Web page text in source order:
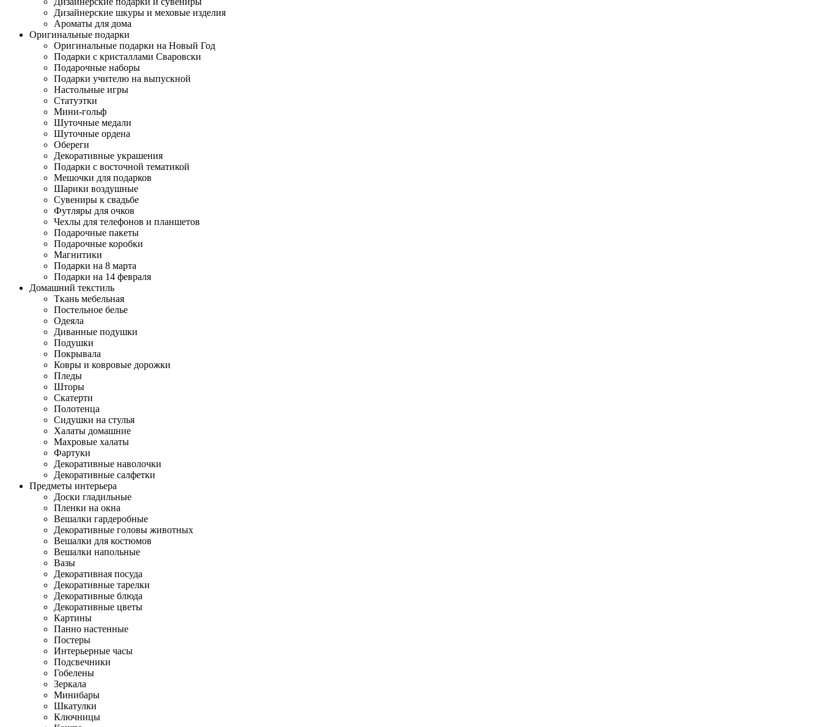
Дизайнерские шкуры и меховые изделия
Ароматы для дома
Оригинальные подарки
Оригинальные подарки на Новый Год
Подарки с кристаллами Сваровски
Подарочные наборы
Подарки учителю на выпускной
Настольные игры
Статуэтки
Мини-гольф
Шуточные медали
Шуточные ордена
Обереги
Декоративные украшения
Подарки с восточной тематикой
Мешочки для подарков
Шарики воздушные
Сувениры к свадьбе
Футляры для очков
Чехлы для телефонов и планшетов
Подарочные пакеты
Подарочные коробки
Магнитики
Подарки на 8 марта
Подарки на 14 февраля
Домашний текстиль
Ткань мебельная
Постельное белье
Одеяла
Диванные подушки
Подушки
Покрывала
Ковры и ковровые дорожки
Пледы
Шторы
Скатерти
Полотенца
Сидушки на стулья
Халаты домашние
Махровые халаты
Фартуки
Декоративные наволочки
Декоративные салфетки
Предметы интерьера
Доски гладильные
Пленки на окна
Вешалки гардеробные
Декоративные головы животных
Вешалки для костюмов
Вешалки напольные
Вазы
Декоративная посуда
Декоративные тарелки
Декоративные блюда
Декоративные цветы
Картины
Панно настенные
Постеры
Интерьерные часы
Подсвечники
Гобелены
Зеркала
Минибары
Шкатулки
Ключницы